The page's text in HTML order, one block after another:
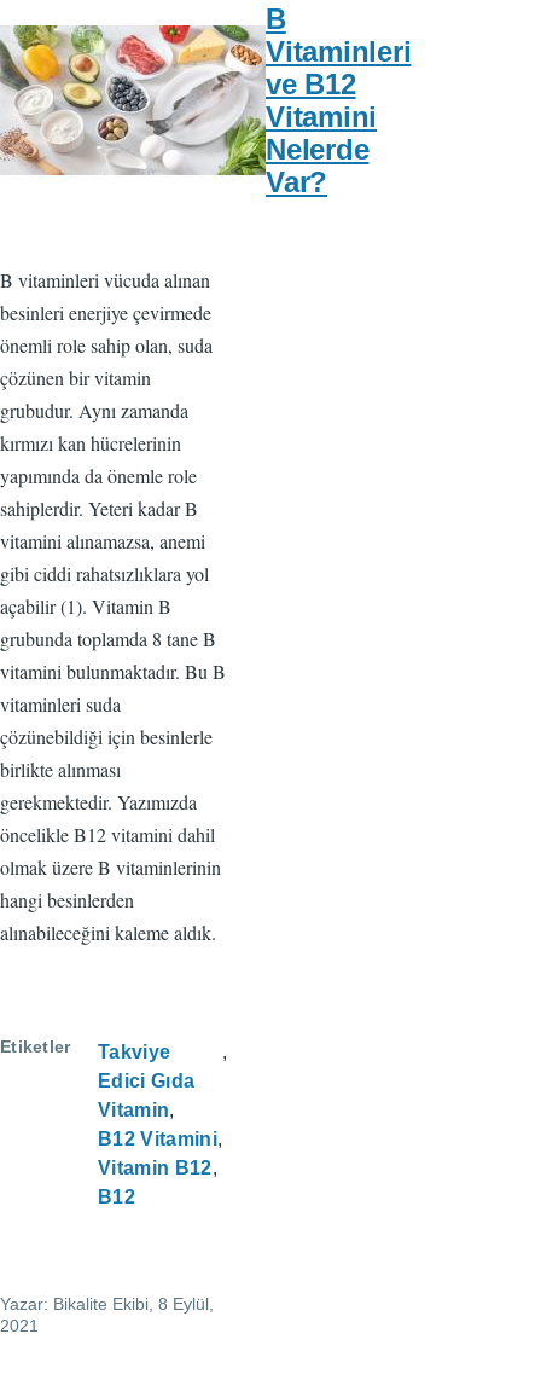
B
Vitaminleri
ve B12
Vitamini
Nelerde
Var?
B vitaminleri vücuda alınan
besinleri enerjiye çevirmede
önemli role sahip olan, suda
çözünen bir vitamin
grubudur. Aynı zamanda
kırmızı kan hücrelerinin
yapımında da önemle role
sahiplerdir. Yeteri kadar B
vitamini alınamazsa, anemi
gibi ciddi rahatsızlıklara yol
açabilir (1). Vitamin B
grubunda toplamda 8 tane B
vitamini bulunmaktadır. Bu B
vitaminleri suda
çözünebildiği için besinlerle
birlikte alınması
gerekmektedir. Yazımızda
öncelikle B12 vitamini dahil
olmak üzere B vitaminlerinin
hangi besinlerden
alınabileceğini kaleme aldık.
Etiketler
Takviye
Edici Gıda
Vitamin
B12 Vitamini
Vitamin B12
B12
Yazar: Bikalite Ekibi , 8 Eylül,
2021